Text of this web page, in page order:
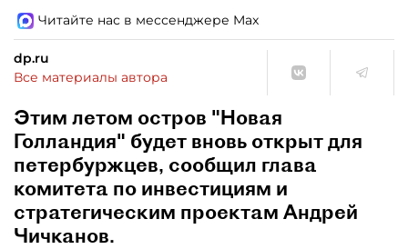
Читайте нас в мессенджере Max
dp.ru
Все материалы автора
Этим летом остров "Новая
Голландия" будет вновь открыт для
петербуржцев, сообщил глава
комитета по инвестициям и
стратегическим проектам Андрей
Чичканов.